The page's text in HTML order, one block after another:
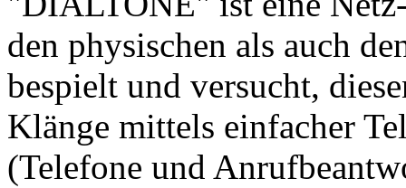
den physischen als auch
bespielt und versucht,
Klänge mittels einfacher
(Telefone und